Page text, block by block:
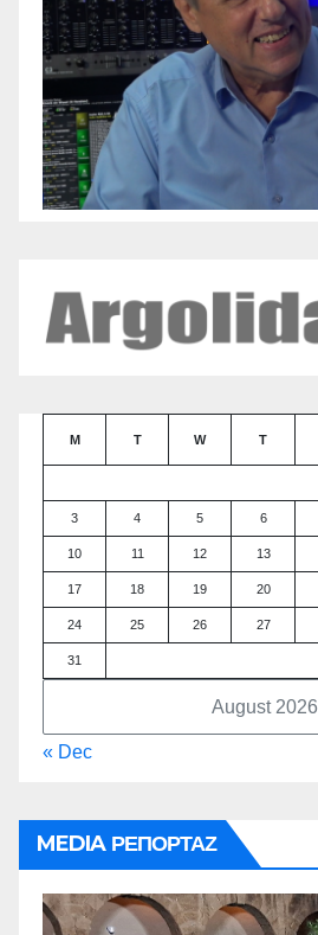
August 2026
M T W T
3 4 5 6
10 11 12 13
17 18 19 20
24 25 26 27
31
« Dec
MEDIA ΡΕΠΟΡΤΑΖ